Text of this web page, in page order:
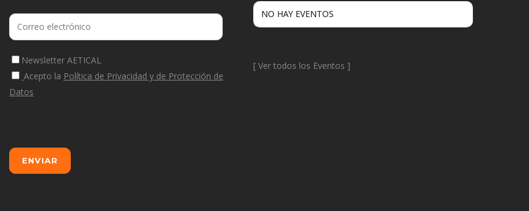
Newsletter AETICAL
Acepto la Política de Privacidad y de Protección de
Datos
NO HAY EVENTOS
[ Ver todos los Eventos ]